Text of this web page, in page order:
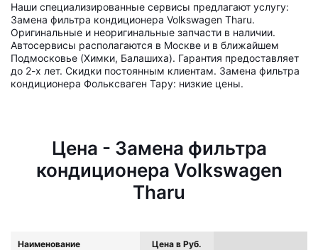
Наши специализированные сервисы предлагают услугу:
Замена фильтра кондиционера Volkswagen Tharu.
Оригинальные и неоригинальные запчасти в наличии.
Автосервисы располагаются в Москве и в ближайшем
Подмосковье (Химки, Балашиха). Гарантия предоставляет
до 2-х лет. Скидки постоянным клиентам. Замена фильтра
кондиционера Фольксваген Тару: низкие цены.
Цена - Замена фильтра
кондиционера Volkswagen
Tharu
Наименование Цена в Руб.